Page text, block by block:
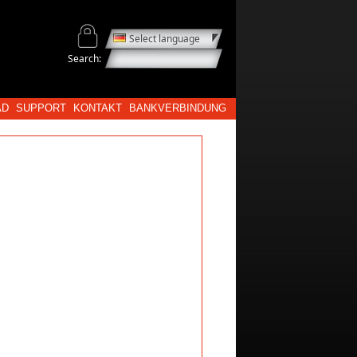
Select language
Search:
SUPPORT KONTAKT BANKVERBINDUNG